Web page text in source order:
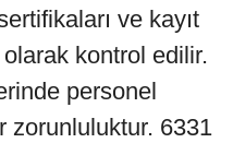
ve kayıt
kontrol edilir.
personel
zorunluluktur. 6331